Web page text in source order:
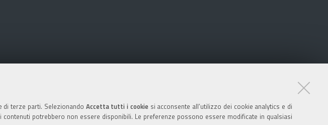
terze parti. Selezionando Accetta tutti i cookiesi acconsente all’utilizzo dei cookie analytics e di
potrebbero non essere disponibili. Le preferenze possono essere modificate in qualsiasi